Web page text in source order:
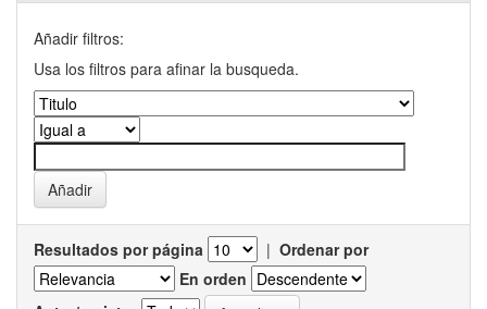
Añadir filtros:
Usa los filtros para afinar la busqueda.
Resultados por página | Ordenar por
En orden